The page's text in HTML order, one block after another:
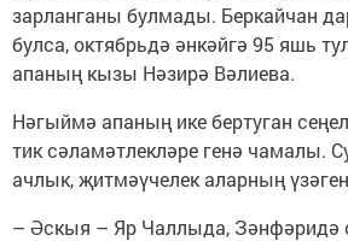
зарланганы булмады. Беркайчан
булса, октябрьдә әнкәйгә 95 яшь
апаның кызы Нәзирә Вәлиева.
Нәгыймә апаның ике бертуган
тик сәламәтлекләре генә чамалы.
ачлык, җитмәүчелек аларның
– Әскыя – Яр Чаллыда, Зәнфәридә